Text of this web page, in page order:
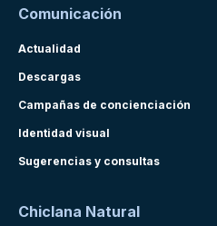
Comunicación
Actualidad
Descargas
Campañas de concienciación
Identidad visual
Sugerencias y consultas
Chiclana Natural